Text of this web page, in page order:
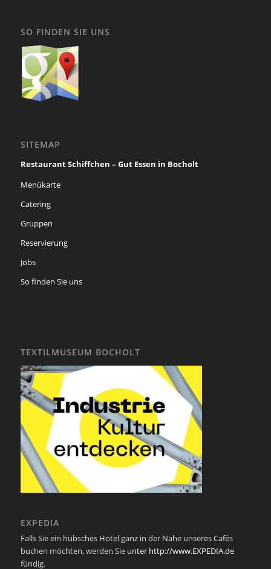
SO FINDEN SIE UNS
SITEMAP
Restaurant Schiffchen – Gut Essen in Bocholt
Menükarte
Catering
Gruppen
Reservierung
Jobs
So finden Sie uns
TEXTILMUSEUM BOCHOLT
EXPEDIA
Falls Sie ein hübsches Hotel ganz in der Nähe unseres Cafés
buchen möchten, werden Sie unter http://www.EXPEDIA.de
fündig.